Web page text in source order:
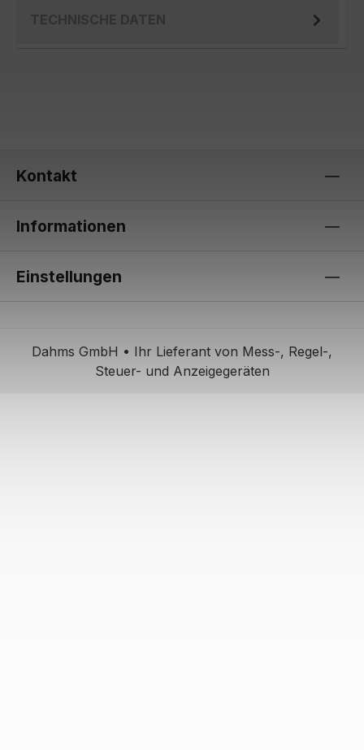
TECHNISCHE DATEN
Kontakt
Informationen
Einstellungen
Dahms GmbH • Ihr Lieferant von Mess-, Regel-,
Steuer- und Anzeigegeräten